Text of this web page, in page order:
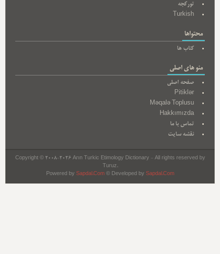
تورکجه
Turkish
محتواها
کتاب ها
منو های اصلی
صفحه اصلی
Pitiklər
Məqalə Toplusu
Hakkımızda
تماس با ما
نقشه سایت
Copyright © 2008-2026 Arın Turkic Etimology Dictionary - All rights reserved by
Turuz.
Powered by Sapdal.Com© Developed by Sapdal.Com